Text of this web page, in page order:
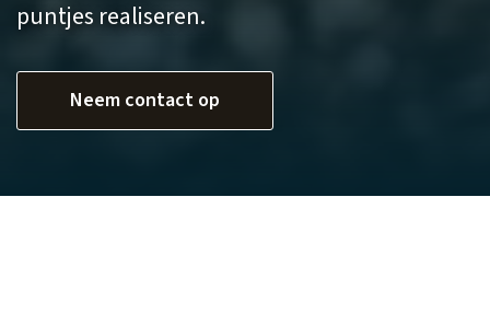
puntjes realiseren.
Neem contact op